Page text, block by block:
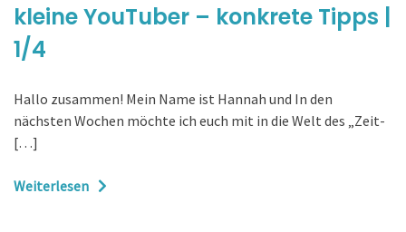
kleine YouTuber – konkrete Tipps |
1/4
Hallo zusammen! Mein Name ist Hannah und In den
nächsten Wochen möchte ich euch mit in die Welt des „Zeit-
[…]
Weiterlesen